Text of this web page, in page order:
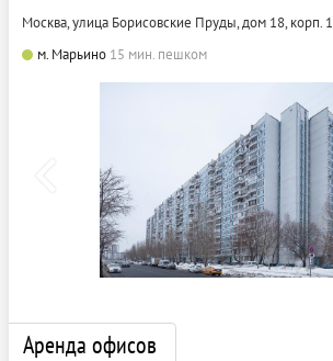
Москва, улица Борисовские Пруды, дом 18, корп. 1
м. Марьино 15 мин. пешком
Аренда офисов